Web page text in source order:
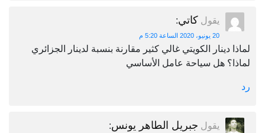
يقول كاتي:
20 يونيو، 2020 الساعة 5:20 م
لماذا دينار الكويتي غالي كثير مقارنة بنسبة لدينار الجزائري
لماذا؟ هل سياحة عامل الأساسي
رد
يقول جبريل الطاهر يونس: